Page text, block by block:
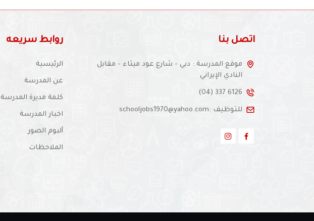
اتصل بنا
موقع المدرسة : دبي - شارع عود ميثاء - مقابل
النادي الإيراني
(04) 337 6126
للتوظيف :schooljobs1970@yahoo.com
روابط سريعه
الرئيسية
عن المدرسة
كلمة مديرة المدرسة
اخبار المدرسة
ألبوم الصور
الملاحظات